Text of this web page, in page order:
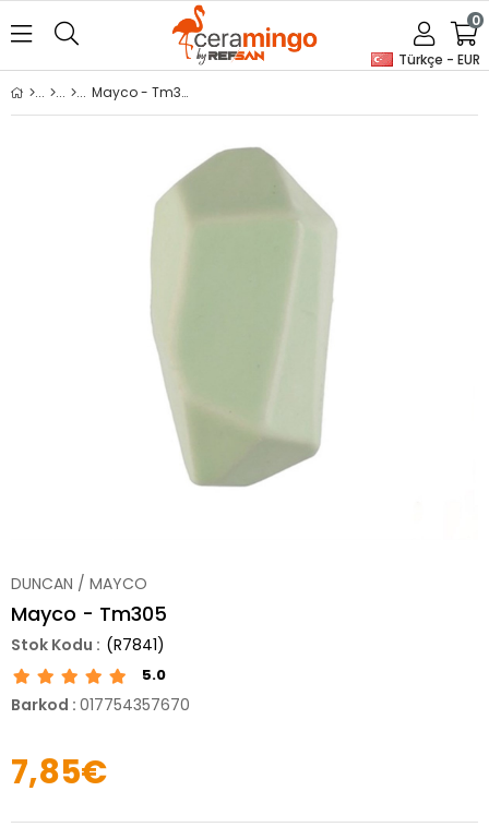
Türkçe - EUR
0
Mayco - Tm305
DUNCAN / MAYCO
Mayco - Tm305
(R7841)
5.0
Barkod : 017754357670
7,85€